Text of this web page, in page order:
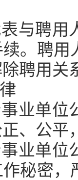
与聘用
。聘
聘用关
事业单
、公平
事业单
秘密